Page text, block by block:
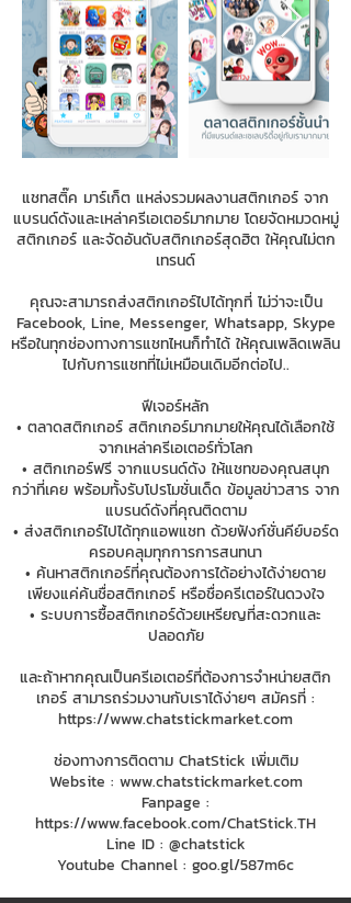
แชทสติ๊ค มาร์เก็ต แหล่งรวมผลงานสติกเกอร์ จาก
แบรนด์ดังและเหล่าครีเอเตอร์มากมาย โดยจัดหมวดหมู่
สติกเกอร์ และจัดอันดับสติกเกอร์สุดฮิต ให้คุณไม่ตก
เทรนด์
คุณจะสามารถส่งสติกเกอร์ไปได้ทุกที่ ไม่ว่าจะเป็น
Facebook, Line, Messenger, Whatsapp, Skype
หรือในทุกช่องทางการแชทไหนก็ทำได้ ให้คุณเพลิดเพลิน
ไปกับการแชทที่ไม่เหมือนเดิมอีกต่อไป..
ฟีเจอร์หลัก
• ตลาดสติกเกอร์ สติกเกอร์มากมายให้คุณได้เลือกใช้
จากเหล่าครีเอเตอร์ทั่วโลก
• สติกเกอร์ฟรี จากแบรนด์ดัง ให้แชทของคุณสนุก
กว่าที่เคย พร้อมทั้งรับโปรโมชั่นเด็ด ข้อมูลข่าวสาร จาก
แบรนด์ดังที่คุณติดตาม
• ส่งสติกเกอร์ไปได้ทุกแอพแชท ด้วยฟังก์ชั่นคีย์บอร์ด
ครอบคลุมทุกการการสนทนา
• ค้นหาสติกเกอร์ที่คุณต้องการได้อย่างได้ง่ายดาย
เพียงแค่ค้นชื่อสติกเกอร์ หรือชื่อครีเตอร์ในดวงใจ
• ระบบการซื้อสติกเกอร์ด้วยเหรียญที่สะดวกและ
ปลอดภัย
และถ้าหากคุณเป็นครีเอเตอร์ที่ต้องการจำหน่ายสติก
เกอร์ สามารถร่วมงานกับเราได้ง่ายๆ สมัครที่ :
https://www.chatstickmarket.com
ช่องทางการติดตาม ChatStick เพิ่มเติม
Website : www.chatstickmarket.com
Fanpage :
https://www.facebook.com/ChatStick.TH
Line ID : @chatstick
Youtube Channel : goo.gl/587m6c